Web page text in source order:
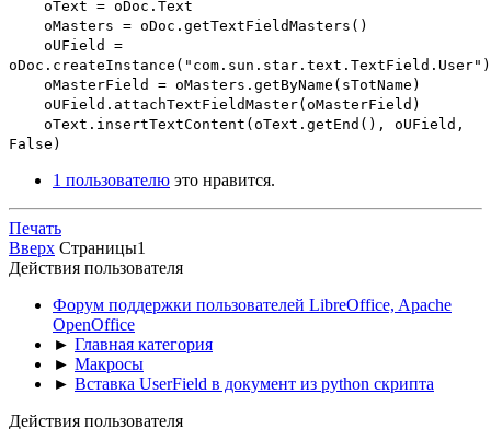
oText = oDoc.Text
oMasters = oDoc.getTextFieldMasters()
oUField =
oDoc.createInstance("com.sun.star.text.TextField.User")
oMasterField = oMasters.getByName(sTotName)
oUField.attachTextFieldMaster(oMasterField)
oText.insertTextContent(oText.getEnd(), oUField,
False)
1 пользователю это нравится.
Печать
Вверх Страницы1
Действия пользователя
Форум поддержки пользователей LibreOffice, Apache
OpenOffice
► Главная категория
► Макросы
► Вставка UserField в документ из python скрипта
Действия пользователя